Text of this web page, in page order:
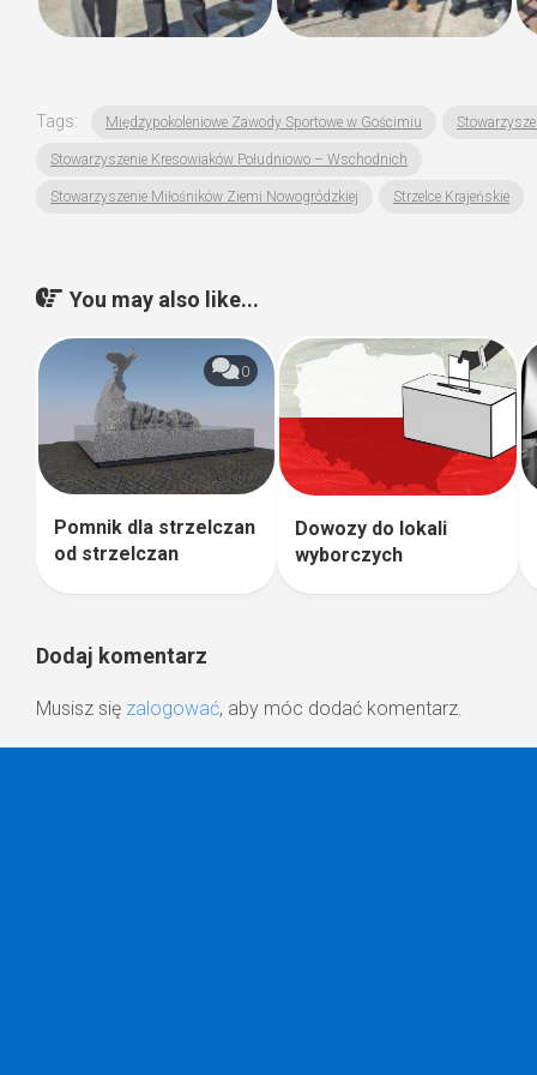
Tags: Międzypokoleniowe Zawody Sportowe w Gościmiu
Stowarzyszenie Kresowiaków Południowo – Wschodnich
Stowarzyszenie Miłośników Ziemi Nowogródzkiej Strzelce Krajeńskie
You may also like...
0
Pomnik dla strzelczan
od strzelczan
Dowozy do lokali
wyborczych
Dodaj komentarz
Musisz się zalogować, aby móc dodać komentarz.